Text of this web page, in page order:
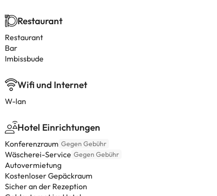
Restaurant
Restaurant
Bar
Imbissbude
Wifi und Internet
W-lan
Hotel Einrichtungen
Konferenzraum Gegen Gebühr
Wäscherei-Service Gegen Gebühr
Autovermietung
Kostenloser Gepäckraum
Sicher an der Rezeption